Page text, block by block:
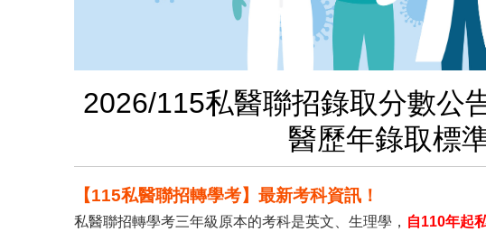
2026/115私醫聯招錄取分數公
醫歷年錄取標
【115私醫聯招轉學考】最新考科資訊！
私醫聯招轉學考三年級原本的考科是英文、生理學， 自110年起